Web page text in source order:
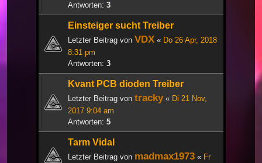
Antworten: 3
Einsteiger sucht Treiber
Letzter Beitrag von VDX « Do 26 Apr, 2018
8:31 pm
Antworten: 3
Kvant PCB dioden Treiber
Letzter Beitrag von tracky« Di 21 Nov,
2017 9:04 am
Antworten: 5
Tarm Vidal
Letzter Beitrag von madmax1973 « Fr